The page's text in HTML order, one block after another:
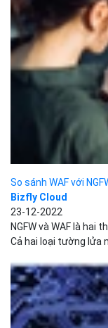
So sánh WAF với
Bizfly Cloud
23-12-2022
NGFW và WAF là
Cả hai loại tường lửa
So sánh WAF với